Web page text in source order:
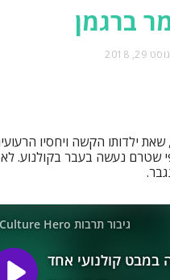
ברגמן
29, 2018
ילדותו הקשה ויחסיו
שטרם נעשה בעבר בקולנוע.